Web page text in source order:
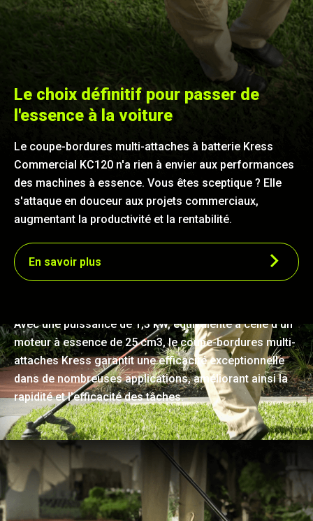
Le choix définitif pour passer de
l'essence à la voiture
Le coupe-bordures multi-attaches à batterie Kress
Commercial KC120 n'a rien à envier aux performances
des machines à essence. Vous êtes sceptique ? Elle
s'attaque en douceur aux projets commerciaux,
augmentant la productivité et la rentabilité.
En savoir plus
Avec une puissance de 1,3 kW, équivalente à celle d'un
moteur à essence de 25 cm3, le coupe-bordures multi-
attaches Kress garantit une efficacité exceptionnelle
dans de nombreuses applications, améliorant ainsi la
rapidité et l'efficacité des tâches.